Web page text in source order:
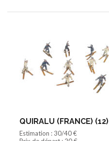
QUIRALU (FRANCE) (12)
Estimation : 30/40 €